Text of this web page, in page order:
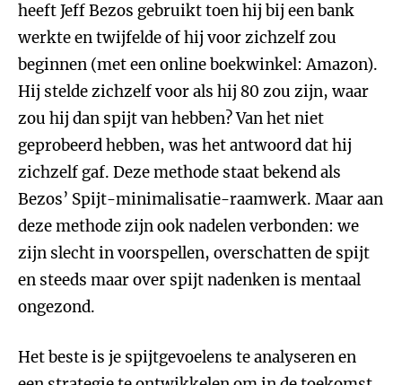
heeft Jeff Bezos gebruikt toen hij bij een bank
werkte en twijfelde of hij voor zichzelf zou
beginnen (met een online boekwinkel: Amazon).
Hij stelde zichzelf voor als hij 80 zou zijn, waar
zou hij dan spijt van hebben? Van het niet
geprobeerd hebben, was het antwoord dat hij
zichzelf gaf. Deze methode staat bekend als
Bezos’ Spijt-minimalisatie-raamwerk. Maar aan
deze methode zijn ook nadelen verbonden: we
zijn slecht in voorspellen, overschatten de spijt
en steeds maar over spijt nadenken is mentaal
ongezond.
Het beste is je spijtgevoelens te analyseren en